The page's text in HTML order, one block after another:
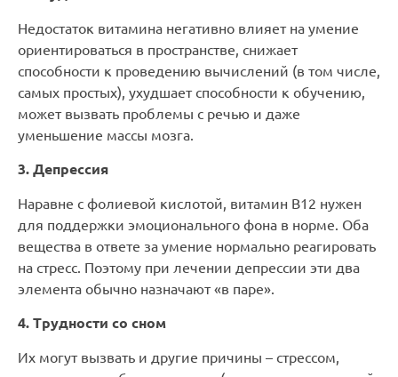
Недостаток витамина негативно влияет на умение
ориентироваться в пространстве, снижает
способности к проведению вычислений (в том числе,
самых простых), ухудшает способности к обучению,
может вызвать проблемы с речью и даже
уменьшение массы мозга.
3. Депрессия
Наравне с фолиевой кислотой, витамин В12 нужен
для поддержки эмоционального фона в норме. Оба
вещества в ответе за умение нормально реагировать
на стресс. Поэтому при лечении депрессии эти два
элемента обычно назначают «в паре».
4. Трудности со сном
Их могут вызвать и другие причины – стрессом,